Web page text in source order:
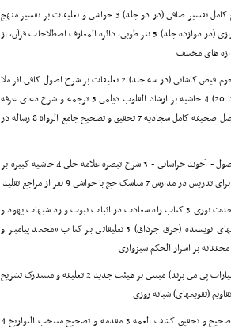
1 حاشیه بر مجمع البیان (در ده جلد) 2 تصحیح کامل تفسیر صافى (در دو جلد) 3 حواشى و تعلیقات بر تفسیر منهج
الصادقین (در ده جلد) 4 مقدمه و حواشى و تصحیح کامل تفسیر ابوالفتوح رازى (در دوازده جلد) 5 نثر طوبى، دائره المعارف اصطلاحات قرآن، از
1 جمع حواشى و تحقیق و تصحیح کتاب وافى اثر مرحوم فیض کاشانى (در سه جلد) 2 تعلیقات بر شرح اصول کافى اثر ملا
صالح مازندرانى، (در دوازده جلد) 3 تعلیقات بر وسائل الشیعه (از جلد 16 تا 20) 4 حاشیه بر ارشاد القلوب دیلمى 5 ترجمه و شرح دعاى عرفه
سید الشهداء(علیه السلام)، ضمیمه کتاب فیض الدموع 6 ترجمه و شرح مفصل صحیفه کامل سجادیه 7 تحقیق و تصحیح جامع الرواة 8 رساله در
1 المدخل الى عذب المنهل، در اصول 2 شرح کفایة الاصول - آخوند خراسانى - 3 شرح تبصره علامه حلى 4 حاشیه کبیره بر
1شرح تجرید در علم کلام 2 حاشیه بر فصل الخطاب محدث نورى 3 کتاب راه سعادت در اثبات نبوت و رد شبهات یهود و
نصارا 4 ترجمه کتاب «الامام على صوت العدالة الانسانیة» با نقدِ لغزشهاى نویسنده (جرق جرداق) 5 تعلیقاتى بر کتاب «محمد پیامبر و
1 شرح عمل به زیج (جدولى که از روى آن به حرکات سیارات پى مى برند) مبتنى بر هیئت جدید 2 تعلیقه و مستدرک تشریح
1 ترجمه «نفس المهموم» اثر حاج شیخ عباس قمى 2 مقدمه، تصحیح و تحقیق کشف الغمه 3 مقدمه و تصحیح منتخب التواریخ 4